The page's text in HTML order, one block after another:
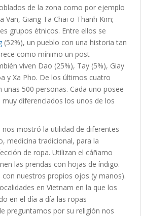
de la zona como por ejemplo
Van, Giang Ta Chai o Thanh Kim;
grupos étnicos. Entre ellos se
(52%), un pueblo con una historia tan
como mínimo un post
viven Dao (25%), Tay (5%), Giay
y Xa Pho. De los últimos cuatro
unas 500 personas. Cada uno posee
diferenciados los unos de los
nos mostró la utilidad de diferentes
medicina tradicional, para la
de ropa. Utilizan el cáñamo
las prendas con hojas de índigo.
nuestros propios ojos (y manos).
en Vietnam en la que los
en el día a día las ropas
preguntamos por su religión nos